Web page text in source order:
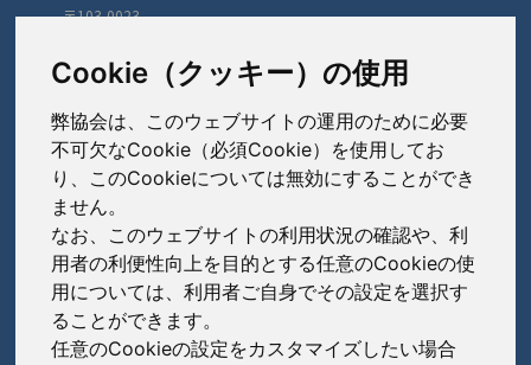
Cookie（クッキー）の使用
弊協会は、このウェブサイトの運用のために必要
不可欠なCookie（必須Cookie）を使用してお
り、このCookieについては無効にすることができ
ません。
なお、このウェブサイトの利用状況の確認や、利
用者の利便性向上を目的とする任意のCookieの使
用については、利用者ご自身でその設定を選択す
ることができます。
任意のCookieの設定をカスタマイズしたい場合
〒103-0023
TEL: 03-3279-1890 / FAX: 03-3241-2978
会員会社（あ〜さ）
あゆみ製薬株式会社
岩城製薬株式会社
大蔵製薬株式会社
キョーリンリメディオ株式会社
会員会社（た〜は）
大興製薬株式会社
ダイト株式会社
高田製薬株式会社
会員会社 （ま〜わ）
陽進堂ホールディングス株式会社
賛助会員会社